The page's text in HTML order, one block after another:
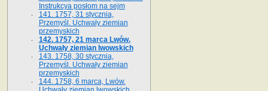
Instrukcya posłom na sejm
141. 1757, 31 stycznia,
Przemyśl. Uchwały ziemian
przemyskich
142. 1757, 21 marca Lwów.
Uchwały ziemian lwowskich
143. 1758, 30 stycznia,
Przemyśl. Uchwały ziemian
przemyskich
144. 1758, 6 marca, Lwów.